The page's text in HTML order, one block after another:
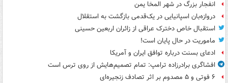
انفجار بزرگ در شهر المخا یمن
دروازه‌بان اسپانیایی در یک‌قدمی بازگشت به استقلال
استقبال خاص دخترک عراقی از زائران اربعین حسینی
ماموریت در حال پایان است!
ادعای بسنت درباره توافق ایران و آمریکا
افشاگری برادرزاده ترامپ: تمام تصمیم‌هایش از روی ترس است
۶ فوتی و ۵ مصدوم بر اثر تصادف زنجیره‌ای